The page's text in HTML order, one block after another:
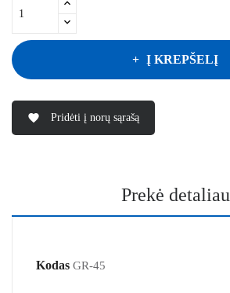
Į KREPŠELĮ
favorite Pridėti į norų sąrašą
Prekė detaliau
Kodas GR-45